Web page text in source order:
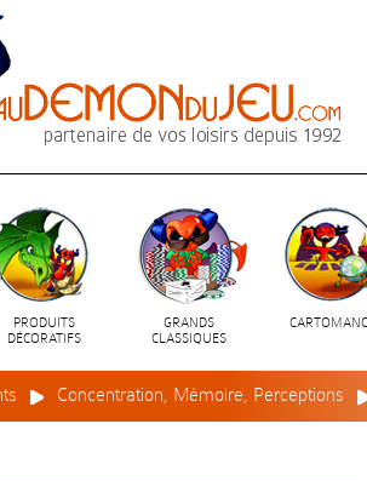
PRODUITS
DÉCORATIFS
GRANDS
CLASSIQUES
Concentration, Mémoire, Perceptions